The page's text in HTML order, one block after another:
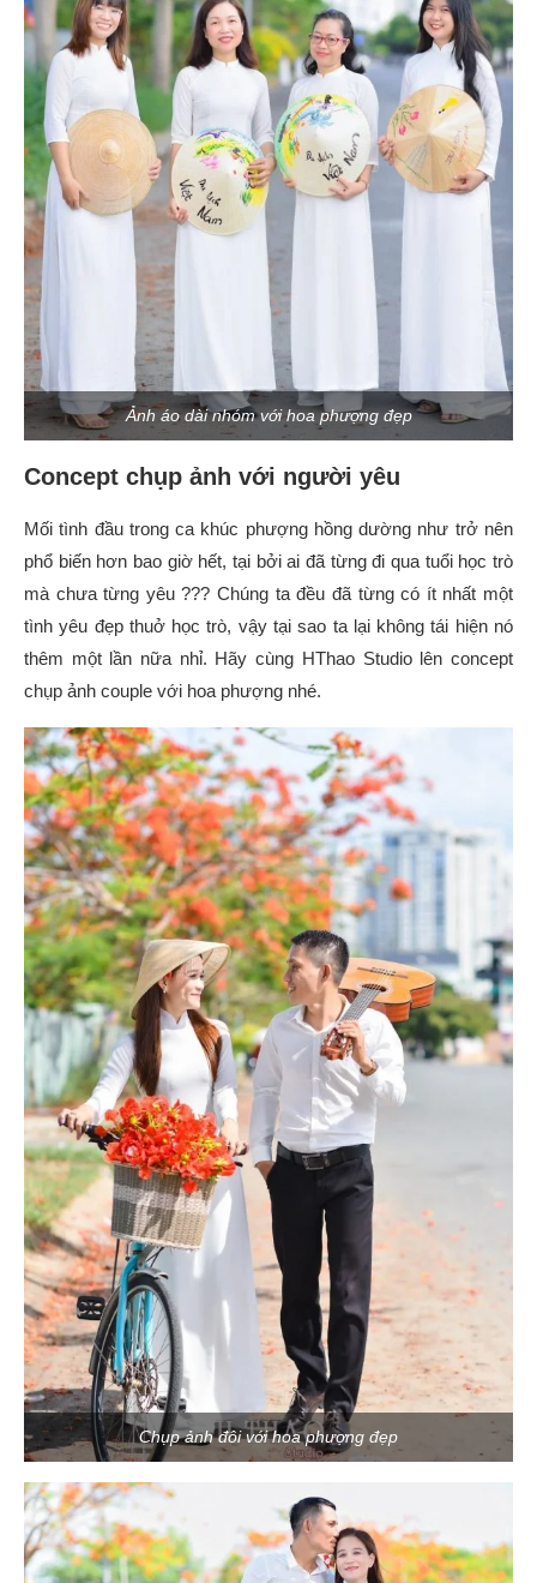
Ảnh áo dài nhóm với hoa phượng đẹp
Concept chụp ảnh với người yêu
Mối tình đầu trong ca khúc phượng hồng dường như trở nên
phổ biến hơn bao giờ hết, tại bởi ai đã từng đi qua tuổi học trò
mà chưa từng yêu ??? Chúng ta đều đã từng có ít nhất một
tình yêu đẹp thuở học trò, vậy tại sao ta lại không tái hiện nó
thêm một lần nữa nhỉ. Hãy cùng HThao Studio lên concept
chụp ảnh couple với hoa phượng nhé.
Chụp ảnh đôi với hoa phượng đẹp